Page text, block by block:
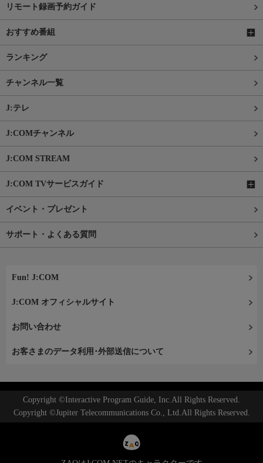
リモート録画予約ガイド
おすすめ番組
ランキング
チャンネル一覧
J:テレ
J:COMチャンネル
J:COM STREAM
J:COM TVサービスガイド
イベント・プレゼント
サポート・よくある質問
Fun! J:COM
J:COM オフィシャルサイト
お問い合わせ
お客さまのデータ利用･外部送信について
Copyright ©Interactive Program Guide, Inc.All Rights Reserved.
Copyright ©Jupiter Telecommunications Co., Ltd.All Rights Reserved.